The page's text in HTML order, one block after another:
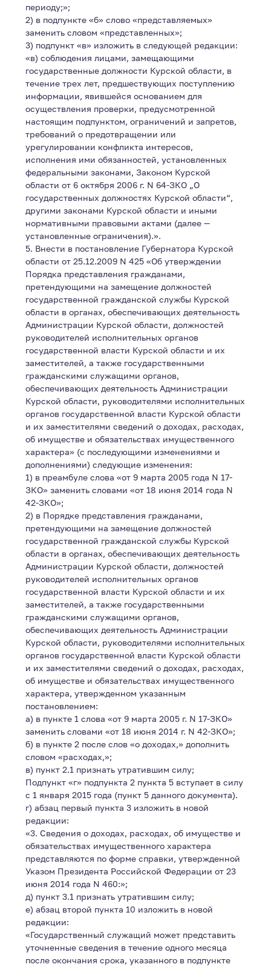
периоду;»;
2) в подпункте «б» слово «представляемых»
заменить словом «представленных»;
3) подпункт «в» изложить в следующей редакции:
«в) соблюдения лицами, замещающими
государственные должности Курской области, в
течение трех лет, предшествующих поступлению
информации, явившейся основанием для
осуществления проверки, предусмотренной
настоящим подпунктом, ограничений и запретов,
требований о предотвращении или
урегулировании конфликта интересов,
исполнения ими обязанностей, установленных
федеральными законами, Законом Курской
области от 6 октября 2006 г. N 64-ЗКО „О
государственных должностях Курской области“,
другими законами Курской области и иными
нормативными правовыми актами (далее —
установленные ограничения).».
5. Внести в постановление Губернатора Курской
области от 25.12.2009 N 425 «Об утверждении
Порядка представления гражданами,
претендующими на замещение должностей
государственной гражданской службы Курской
области в органах, обеспечивающих деятельность
Администрации Курской области, должностей
руководителей исполнительных органов
государственной власти Курской области и их
заместителей, а также государственными
гражданскими служащими органов,
обеспечивающих деятельность Администрации
Курской области, руководителями исполнительных
органов государственной власти Курской области
и их заместителями сведений о доходах, расходах,
об имуществе и обязательствах имущественного
характера» (с последующими изменениями и
дополнениями) следующие изменения:
1) в преамбуле слова «от 9 марта 2005 года N 17-
ЗКО» заменить словами «от 18 июня 2014 года N
42-ЗКО»;
2) в Порядке представления гражданами,
претендующими на замещение должностей
государственной гражданской службы Курской
области в органах, обеспечивающих деятельность
Администрации Курской области, должностей
руководителей исполнительных органов
государственной власти Курской области и их
заместителей, а также государственными
гражданскими служащими органов,
обеспечивающих деятельность Администрации
Курской области, руководителями исполнительных
органов государственной власти Курской области
и их заместителями сведений о доходах, расходах,
об имуществе и обязательствах имущественного
характера, утвержденном указанным
постановлением:
а) в пункте 1 слова «от 9 марта 2005 г. N 17-ЗКО»
заменить словами «от 18 июня 2014 г. N 42-ЗКО»;
б) в пункте 2 после слов «о доходах,» дополнить
словом «расходах,»;
в) пункт 2.1 признать утратившим силу;
Подпункт «г» подпункта 2 пункта 5 вступает в силу
с 1 января 2015 года (пункт 5 данного документа).
г) абзац первый пункта 3 изложить в новой
редакции:
«3. Сведения о доходах, расходах, об имуществе и
обязательствах имущественного характера
представляются по форме справки, утвержденной
Указом Президента Российской Федерации от 23
июня 2014 года N 460:»;
д) пункт 3.1 признать утратившим силу;
е) абзац второй пункта 10 изложить в новой
редакции:
«Государственный служащий может представить
уточненные сведения в течение одного месяца
после окончания срока, указанного в подпункте